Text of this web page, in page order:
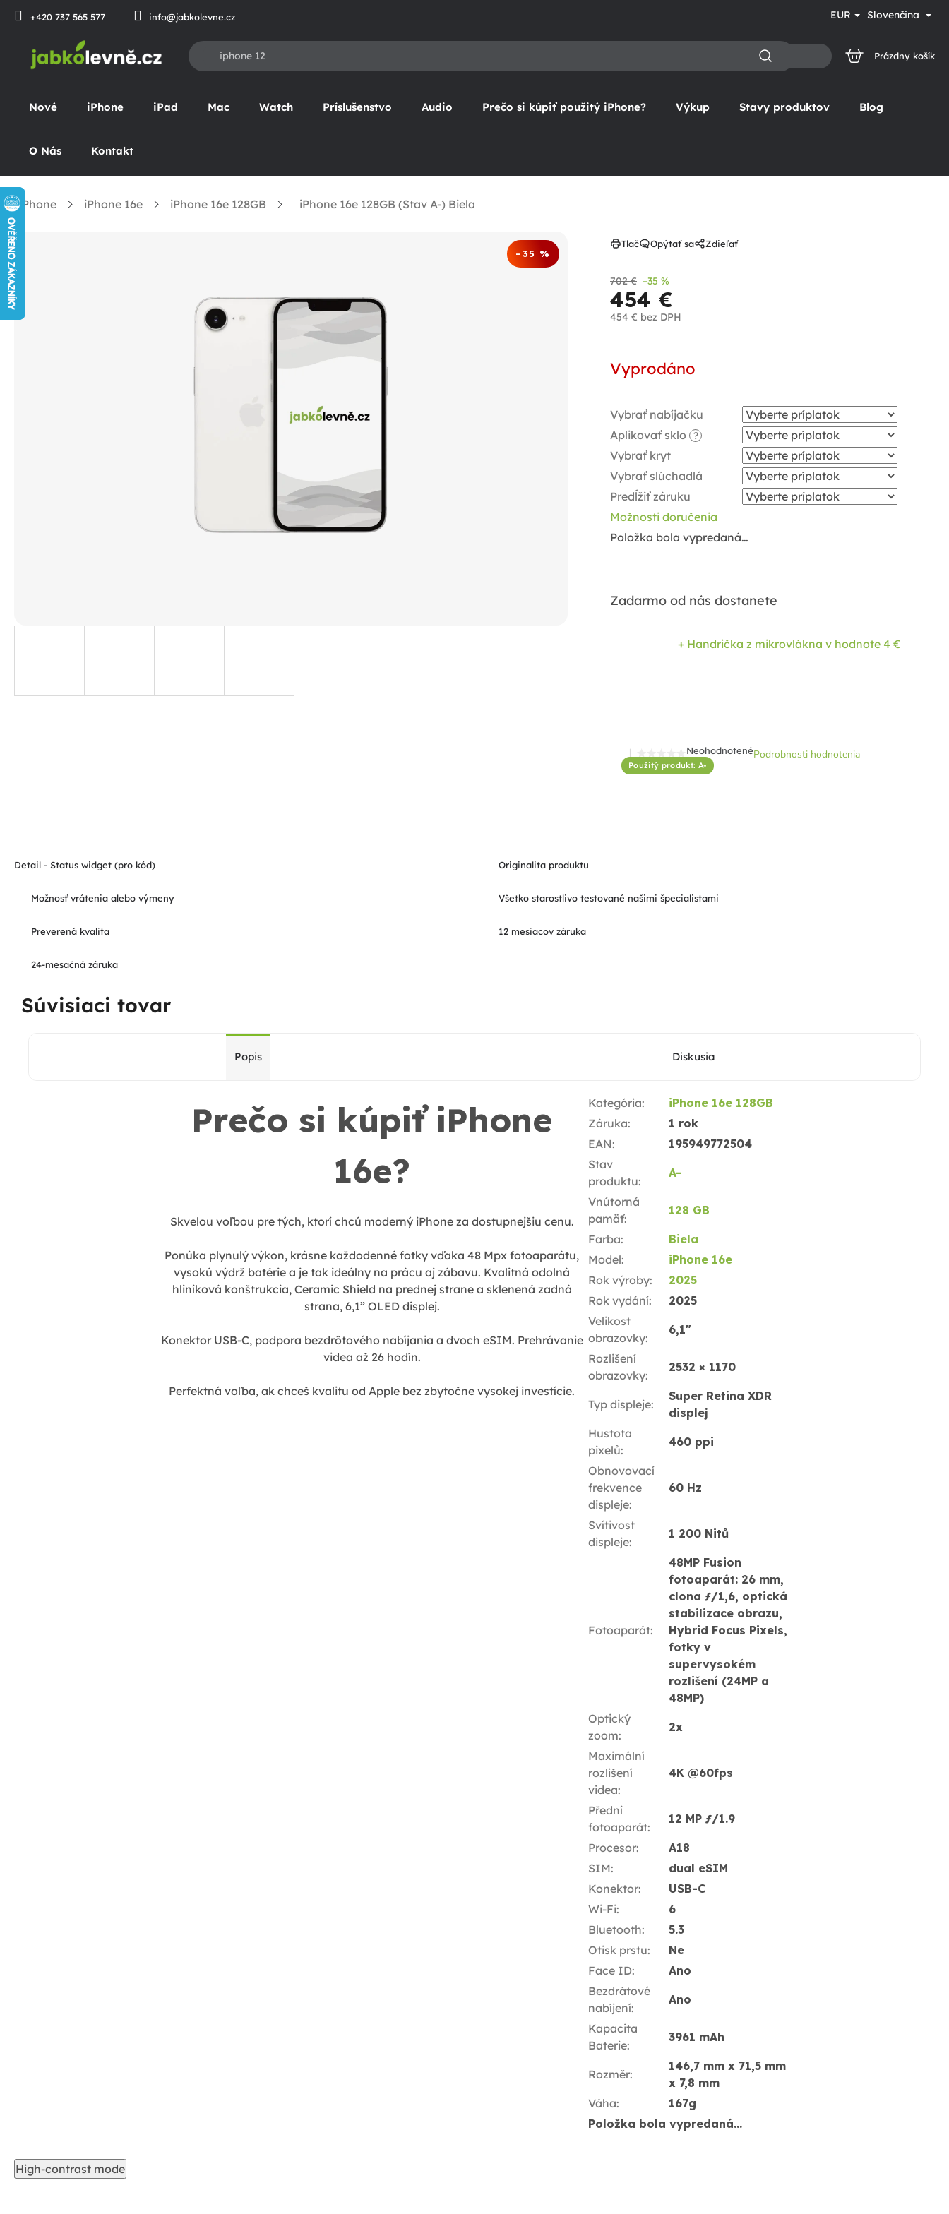
Prejsť
+420 737 565 577 info@jabkolevne.cz EUR Slovenčina
NÁKUPNÝ
Prázdny košík
Nové iPhone iPad Mac Watch Príslušenstvo Audio Prečo si kúpiť použitý iPhone? Výkup Stavy produktov Blog
O Nás Kontakt
iPhone iPhone 16e iPhone 16e 128GB iPhone 16e 128GB (Stav A-) Biela
Použitý produkt: A-
Priemerné
hodnotenie
NeohodnotenéPodrobnosti hodnotenia
–35 %
702 € –35 %
454 €
454 € bez DPH
Vyprodáno
Vybrať nabíjačku
Aplikovať sklo
?
Vybrať kryt
Vybrať slúchadlá
Predĺžiť záruku
Možnosti doručenia
Položka bola vypredaná…
Zadarmo od nás dostanete
+ Handrička z mikrovlákna v hodnote 4 €
Tlač Opýtať sa Zdieľať
Detail - Status widget (pro kód) Originalita produktu
Možnosť vrátenia alebo výmeny Všetko starostlivo testované našimi špecialistami
Preverená kvalita 12 mesiacov záruka
24-mesačná záruka
Súvisiaci tovar
Popis Diskusia
Prečo si kúpiť iPhone
16e?
Skvelou voľbou pre tých, ktorí chcú moderný iPhone za dostupnejšiu cenu.
Ponúka plynulý výkon, krásne každodenné fotky vďaka 48 Mpx fotoaparátu,
vysokú výdrž batérie a je tak ideálny na prácu aj zábavu. Kvalitná odolná
hliníková konštrukcia, Ceramic Shield na prednej strane a sklenená zadná
strana, 6,1” OLED displej.
Konektor USB-C, podpora bezdrôtového nabíjania a dvoch eSIM. Prehrávanie
videa až 26 hodín.
Perfektná voľba, ak chceš kvalitu od Apple bez zbytočne vysokej investície.
Kategória:
iPhone 16e 128GB
Záruka:
1 rok
EAN:
195949772504
Stav
produktu:
A-
Vnútorná
pamäť:
128 GB
Farba:
Biela
Model:
iPhone 16e
Rok výroby:
2025
Rok vydání:
2025
Velikost
obrazovky:
6,1"
Rozlišení
obrazovky:
2532 × 1170
Typ displeje:
Super Retina XDR
displej
Hustota
pixelů:
460 ppi
Obnovovací
frekvence
displeje:
60 Hz
Svítivost
displeje:
1 200 Nitů
Fotoaparát:
48MP Fusion
fotoaparát: 26 mm,
clona ƒ/1,6, optická
stabilizace obrazu,
Hybrid Focus Pixels,
fotky v
supervysokém
rozlišení (24MP a
48MP)
Optický
zoom:
2x
Maximální
rozlišení
videa:
4K @60fps
Přední
fotoaparát:
12 MP ƒ/1.9
Procesor:
A18
SIM:
dual eSIM
Konektor:
USB-C
Wi-Fi:
6
Bluetooth:
5.3
Otisk prstu:
Ne
Face ID:
Ano
Bezdrátové
nabíjení:
Ano
Kapacita
Baterie:
3961 mAh
Rozměr:
146,7 mm x 71,5 mm
x 7,8 mm
Váha:
167g
Položka bola vypredaná…
High-contrast mode